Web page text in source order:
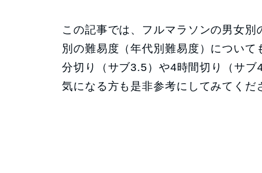
この記事では、フルマラソンの男女
別の難易度（年代別難易度）につい
分切り（サブ3.5）や4時間切り（サブ
気になる方も是非参考にしてみてくだ